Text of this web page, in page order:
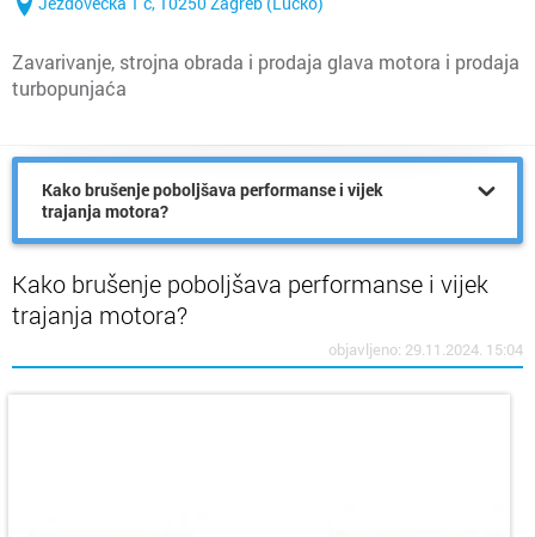
Zavarivanje, strojna obrada i prodaja glava motora i prodaja
turbopunjaća
Kako brušenje poboljšava performanse i vijek
trajanja motora?
Kako brušenje poboljšava performanse i vijek
trajanja motora?
objavljeno: 29.11.2024. 15:04